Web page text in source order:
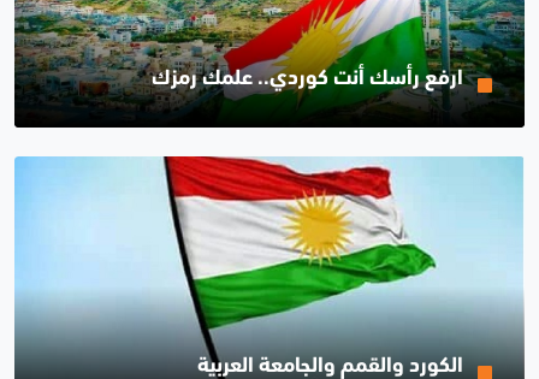
ارفع رأسك أنت كوردي.. علمك رمزك
الكورد والقمم والجامعة العربية